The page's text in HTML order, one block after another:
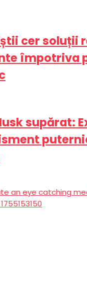
cer soluții
împotriva
supărat: